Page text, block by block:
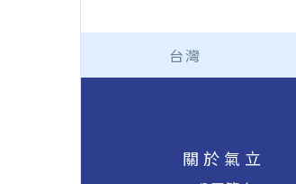
台灣
關於氣立